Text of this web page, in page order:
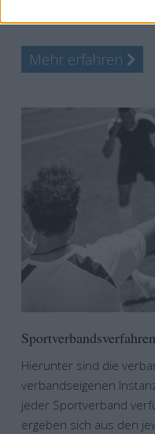
Mehr erfahren
Sportverbandsverfahren
Hierunter sind die
verbandseigenen
jeder Sportverband
ergeben sich aus den